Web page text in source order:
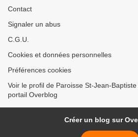
Contact
Signaler un abus
C.G.U.
Cookies et données personnelles
Préférences cookies
Voir le profil de Paroisse St-Jean-
portail Overblog
Créer un blog sur